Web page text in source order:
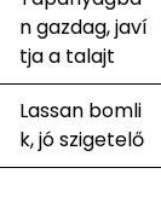
n gazdag, javí
tja a talajt
Lassan bomli
k, jó szigetelő